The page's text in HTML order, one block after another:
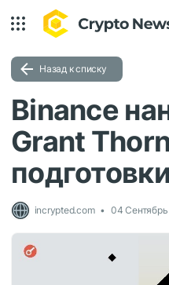
Назад к списку
Binance
Grant
incrypted.com 04